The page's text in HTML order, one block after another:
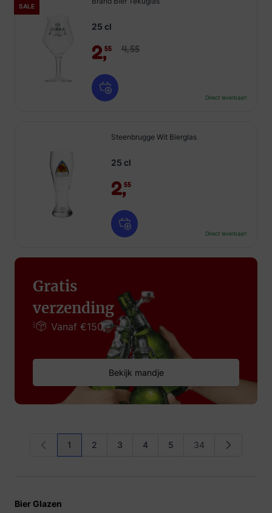
SALE
25 cl
2,55 4,55
Direct leverbaar!
Steenbrugge Wit Bierglas
25 cl
2,55
Direct leverbaar!
Gratis
verzending
Vanaf €150,-
Bekijk mandje
U lees momenteel pagina
1 Pagina
2 Pagina
3 Pagina
4 Pagina
5 Pagina
34
Bier Glazen